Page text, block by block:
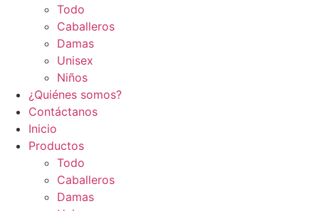
Todo
Caballeros
Damas
Unisex
Niños
¿Quiénes somos?
Contáctanos
Inicio
Productos
Todo
Caballeros
Damas